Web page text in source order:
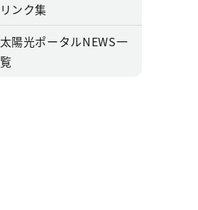
リンク集
太陽光ポータルNEWS一
覧